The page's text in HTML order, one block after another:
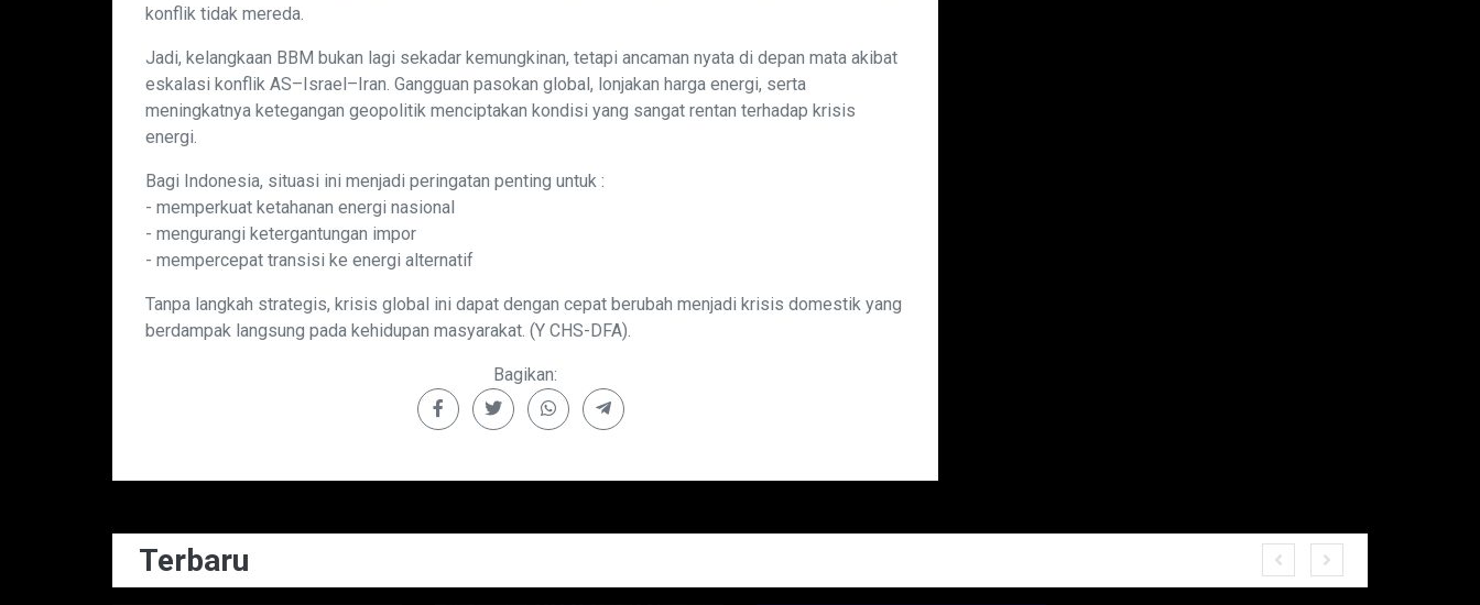
konflik tidak mereda.
Jadi, kelangkaan BBM bukan lagi sekadar kemungkinan, tetapi ancaman nyata di depan mata akibat
eskalasi konflik AS–Israel–Iran. Gangguan pasokan global, lonjakan harga energi, serta
meningkatnya ketegangan geopolitik menciptakan kondisi yang sangat rentan terhadap krisis
energi.
Bagi Indonesia, situasi ini menjadi peringatan penting untuk :
- memperkuat ketahanan energi nasional
- mengurangi ketergantungan impor
- mempercepat transisi ke energi alternatif
Tanpa langkah strategis, krisis global ini dapat dengan cepat berubah menjadi krisis domestik yang
berdampak langsung pada kehidupan masyarakat. (Y CHS-DFA).
Bagikan:
Terbaru